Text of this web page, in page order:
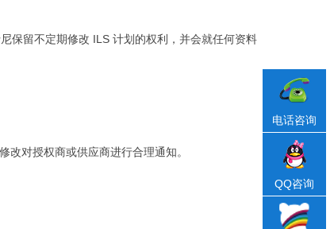
保留不定期修改 ILS 计划的权利，并会就任何资料
对授权商或供应商进行合理通知。
电话咨询
QQ咨询